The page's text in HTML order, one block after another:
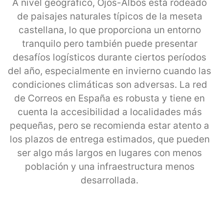
A nivel geográfico, Ojos-Albos está rodeado
de paisajes naturales típicos de la meseta
castellana, lo que proporciona un entorno
tranquilo pero también puede presentar
desafíos logísticos durante ciertos períodos
del año, especialmente en invierno cuando las
condiciones climáticas son adversas. La red
de Correos en España es robusta y tiene en
cuenta la accesibilidad a localidades más
pequeñas, pero se recomienda estar atento a
los plazos de entrega estimados, que pueden
ser algo más largos en lugares con menos
población y una infraestructura menos
desarrollada.